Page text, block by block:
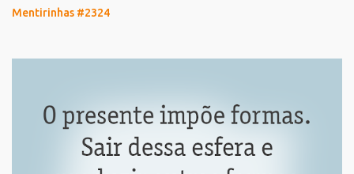
Mentirinhas #2324